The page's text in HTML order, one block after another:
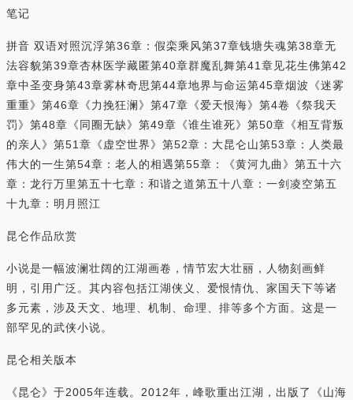
笔记
拼音 双语对照沉浮第36章：假栾乘风第37章钱塘失魂第38章无
法容貌第39章杏林医学藏匿第40章群魔乱舞第41章见花生佛第42
章中圣变身第43章雾林奇思第44章地界与命运第45章烟波《迷雾
重重》第46章《力挽狂澜》第47章《爱天恨海》第4卷《祭我天
罚》第48章《同圈无缺》第49章《谁生谁死》第50章《相互背叛
的亲人》第51章《虚空世界》第52章：大昆仑山第53章：人类最
伟大的一生第54章：老人的相遇第55章：《黄河九曲》第五十六
章：龙行万里第五十七章：和谐之道第五十八章：一剑凌空第五
十九章：明月照江
昆仑作品欣赏
小说是一幅波澜壮阔的江湖画卷，情节宏大壮丽，人物刻画鲜
明，引用广泛。其内容包括江湖侠义、爱恨情仇、家国天下等诸
多元素，涉及天文、地理、机制、命理、排等多个方面。这是一
部罕见的武侠小说。
昆仑相关版本
《昆仑》于2005年连载。2012年，峰歌重出江湖，出版了《山海